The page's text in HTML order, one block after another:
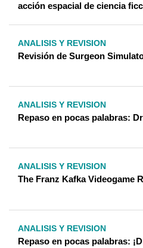
acción espacial de ciencia
ANALISIS Y REVISION
Revisión de Surgeon
ANALISIS Y REVISION
Repaso en pocas palabras:
ANALISIS Y REVISION
The Franz Kafka Videogame
ANALISIS Y REVISION
Repaso en pocas palabras: